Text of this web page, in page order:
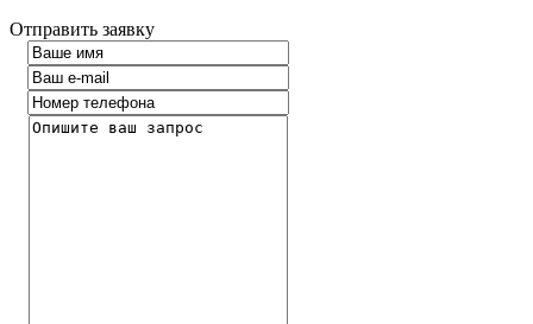
Отправить заявку